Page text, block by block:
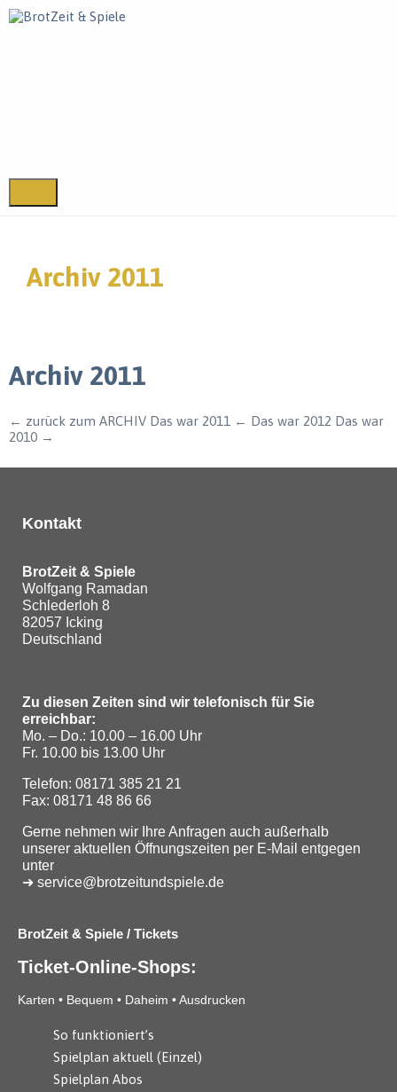
Archiv 2011
Archiv 2011
← zurück zum ARCHIV Das war 2011 ← Das war 2012 Das war
2010 →
Kontakt
BrotZeit & Spiele
Wolfgang Ramadan
Schlederloh 8
82057 Icking
Deutschland
Zu diesen Zeiten sind wir telefonisch für Sie
erreichbar:
Mo. – Do.: 10.00 – 16.00 Uhr
Fr. 10.00 bis 13.00 Uhr
Telefon: 08171 385 21 21
Fax: 08171 48 86 66
Gerne nehmen wir Ihre Anfragen auch außerhalb
unserer aktuellen Öffnungszeiten per E-Mail entgegen
unter
➜ service@brotzeitundspiele.de
BrotZeit & Spiele / Tickets
Ticket-Online-Shops:
Karten • Bequem • Daheim • Ausdrucken
So funktioniert’s
Spielplan aktuell (Einzel)
Spielplan Abos